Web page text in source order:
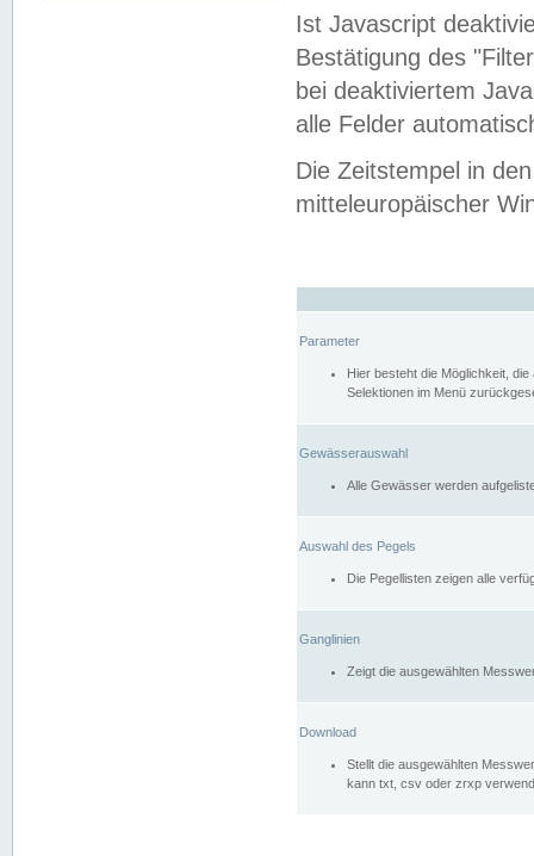
Ist Javascript
Bestätigung des
bei deaktiviertem
alle Felder
Die Zeitstempel in
mitteleuropäischer
Parameter
Hier besteht die Möglichkeit,
Selektionen im Menü
Gewässerauswahl
Alle Gewässer werden
Auswahl des Pegels
Die Pegellisten zeigen alle
Ganglinien
Zeigt die ausgewählten
Download
Stellt die ausgewählten
kann txt, csv oder zrxp